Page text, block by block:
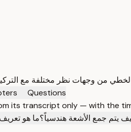
Questions
its transcript only — with the
ما هويتم جمع الأشعة هندسياً؟